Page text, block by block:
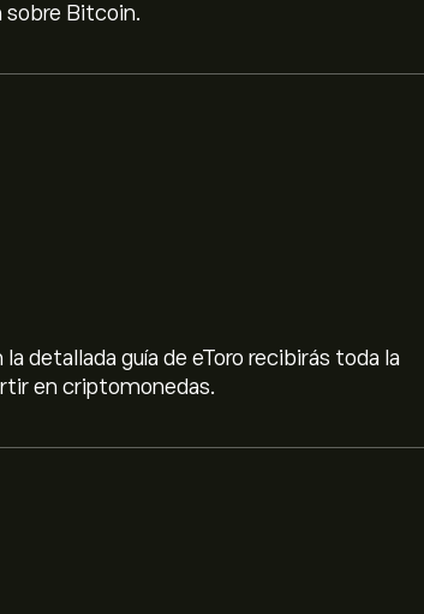
Bitcoin.
detallada guía de eToro recibirás toda la
en criptomonedas.